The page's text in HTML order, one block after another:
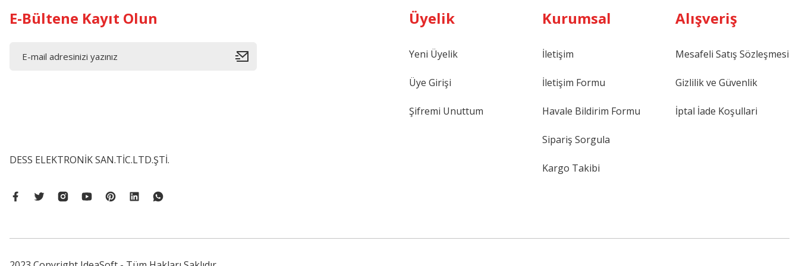
Gönder
E-Bültene Kayıt Olun
DESS ELEKTRONİK SAN.TİC.LTD.ŞTİ.
Üyelik
Yeni Üyelik
Üye Girişi
Şifremi Unuttum
Kurumsal
İletişim
İletişim Formu
Havale Bildirim Formu
Sipariş Sorgula
Kargo Takibi
Alışveriş
Mesafeli Satış Sözleşmesi
Gizlilik ve Güvenlik
İptal İade Koşullari